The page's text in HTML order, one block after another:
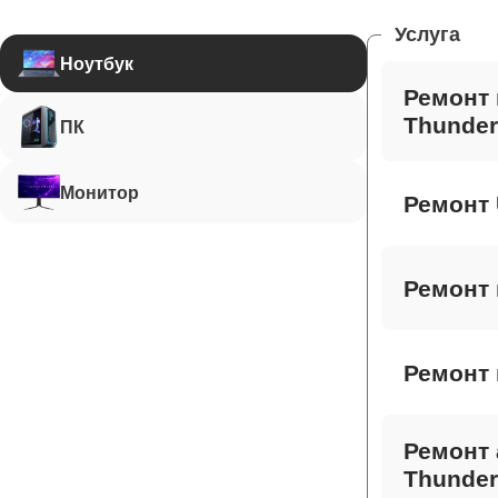
Ноутбук
ПК
Монитор
Услуга
Ремонт
Ремонт
Ремонт
Ремонт
Ремонт